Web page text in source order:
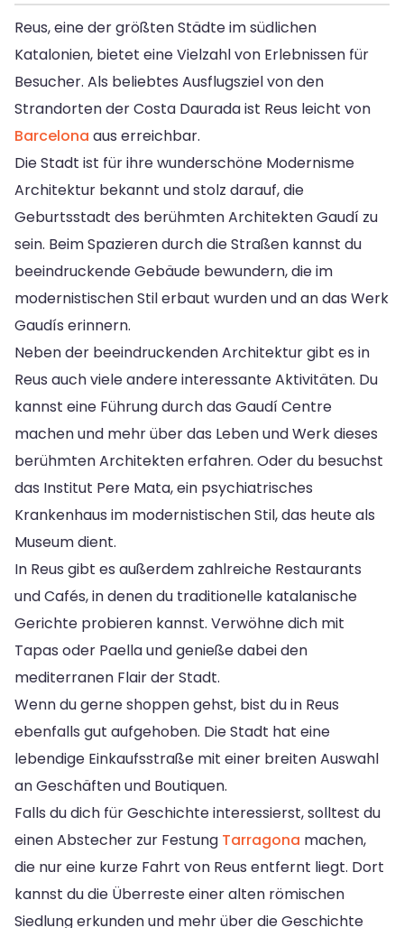
Reus, eine der größten Städte im südlichen
Katalonien, bietet eine Vielzahl von Erlebnissen für
Besucher. Als beliebtes Ausflugsziel von den
Strandorten der Costa Daurada ist Reus leicht von
Barcelona aus erreichbar.
Die Stadt ist für ihre wunderschöne Modernisme
Architektur bekannt und stolz darauf, die
Geburtsstadt des berühmten Architekten Gaudí zu
sein. Beim Spazieren durch die Straßen kannst du
beeindruckende Gebäude bewundern, die im
modernistischen Stil erbaut wurden und an das Werk
Gaudís erinnern.
Neben der beeindruckenden Architektur gibt es in
Reus auch viele andere interessante Aktivitäten. Du
kannst eine Führung durch das Gaudí Centre
machen und mehr über das Leben und Werk dieses
berühmten Architekten erfahren. Oder du besuchst
das Institut Pere Mata, ein psychiatrisches
Krankenhaus im modernistischen Stil, das heute als
Museum dient.
In Reus gibt es außerdem zahlreiche Restaurants
und Cafés, in denen du traditionelle katalanische
Gerichte probieren kannst. Verwöhne dich mit
Tapas oder Paella und genieße dabei den
mediterranen Flair der Stadt.
Wenn du gerne shoppen gehst, bist du in Reus
ebenfalls gut aufgehoben. Die Stadt hat eine
lebendige Einkaufsstraße mit einer breiten Auswahl
an Geschäften und Boutiquen.
Falls du dich für Geschichte interessierst, solltest du
einen Abstecher zur Festung Tarragona machen,
die nur eine kurze Fahrt von Reus entfernt liegt. Dort
kannst du die Überreste einer alten römischen
Siedlung erkunden und mehr über die Geschichte